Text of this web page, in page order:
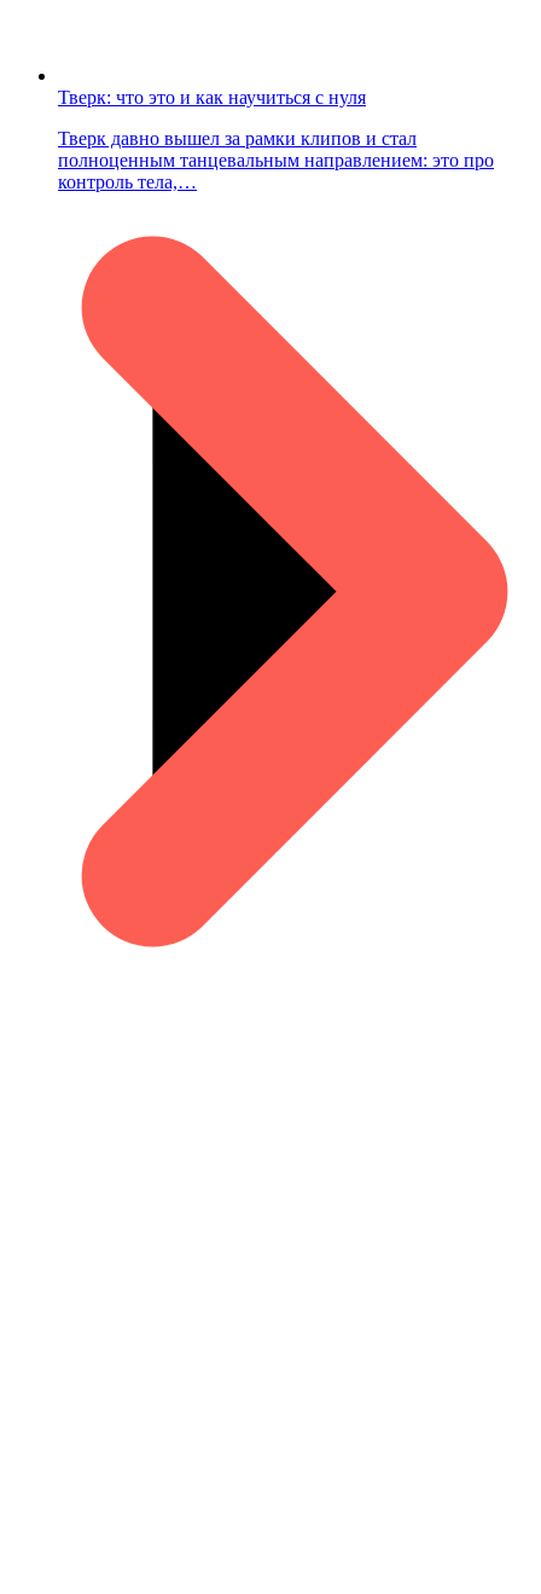
Тверк: что это и как научиться с нуля
Тверк давно вышел за рамки клипов и стал
полноценным танцевальным направлением: это про
контроль тела,…